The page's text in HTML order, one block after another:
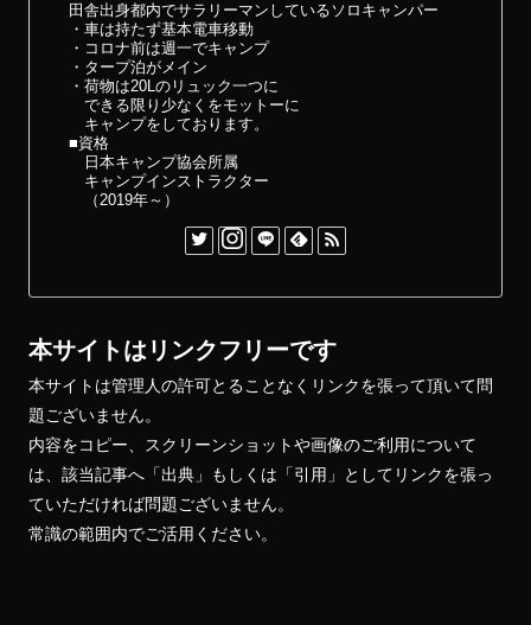
田舎出身都内でサラリーマンしているソロキャンパー
・車は持たず基本電車移動
・コロナ前は週一でキャンプ
・タープ泊がメイン
・荷物は20Lのリュック一つに
できる限り少なくをモットーに
キャンプをしております。
■資格
日本キャンプ協会所属
キャンプインストラクター
（2019年～）
本サイトはリンクフリーです
本サイトは管理人の許可とることなくリンクを張って頂いて問
題ございません。
内容をコピー、スクリーンショットや画像のご利用について
は、該当記事へ「出典」もしくは「引用」としてリンクを張っ
ていただければ問題ございません。
常識の範囲内でご活用ください。